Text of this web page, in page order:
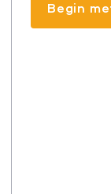
Begin